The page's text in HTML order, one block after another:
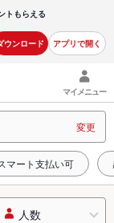
トもらえる
ウンロード アプリで開く
マイメニュー
変更
マート支払い可
人数